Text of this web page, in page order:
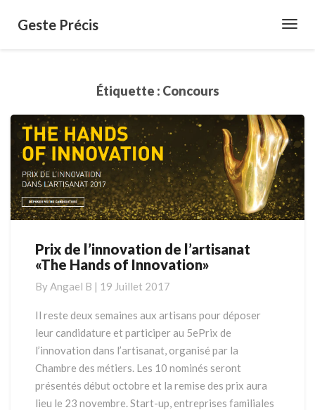
Geste Précis
Étiquette : Concours
Prix
de
de
l’artisanat
Hands
of
Innovation»
Prix de l’innovation de l’artisanat
«The Hands of Innovation»
ByAngael B | 19 Juillet 2017
Il reste deux semaines aux artisans pour déposer
leur candidature et participer au 5ePrix de
l’innovation dans l’artisanat, organisé par la
Chambre des métiers. Les 10 nominés seront
présentés début octobre et la remise des prix aura
lieu le 23 novembre. Start-up, entreprises familiales